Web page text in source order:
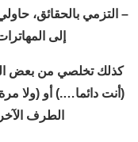
– التزمي بالحقائق،
إلى
كذلك تخلصي من بعض
(أنت دائما….) أو (ولا
الطرف